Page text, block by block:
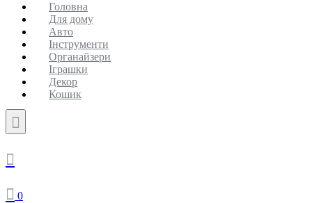
Головна
Для дому
Авто
Інструменти
Органайзери
Іграшки
Декор
Кошик
0